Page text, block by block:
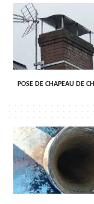
POSE DE CHAPEAU DE